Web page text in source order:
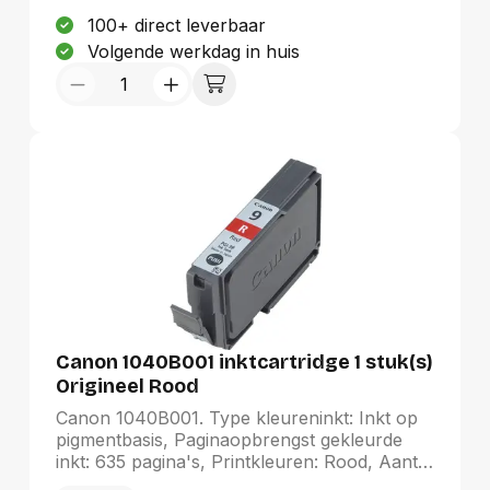
kunnen worden gebruikt of gerecycled. Het
is gratis, eenvoudig en milieuvriendelijk
100+ direct leverbaar
Volgende werkdag in huis
Canon 1040B001 inktcartridge 1 stuk(s)
Origineel Rood
Canon 1040B001. Type kleureninkt: Inkt op
pigmentbasis, Paginaopbrengst gekleurde
inkt: 635 pagina's, Printkleuren: Rood, Aantal